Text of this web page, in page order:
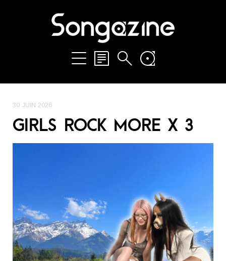
30 JUIN 2026
GIRLS ROCK MORE X 3